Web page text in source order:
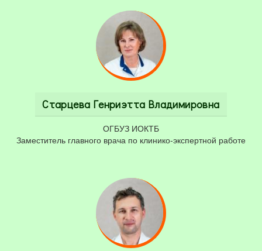
Старцева Генриэтта Владимировна
ОГБУЗ ИОКТБ
Заместитель главного врача по клинико-экспертной работе